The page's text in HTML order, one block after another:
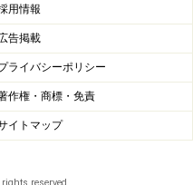
用情報
告掲載
ライバシーポリシー
作権・商標・免責
イトマップ